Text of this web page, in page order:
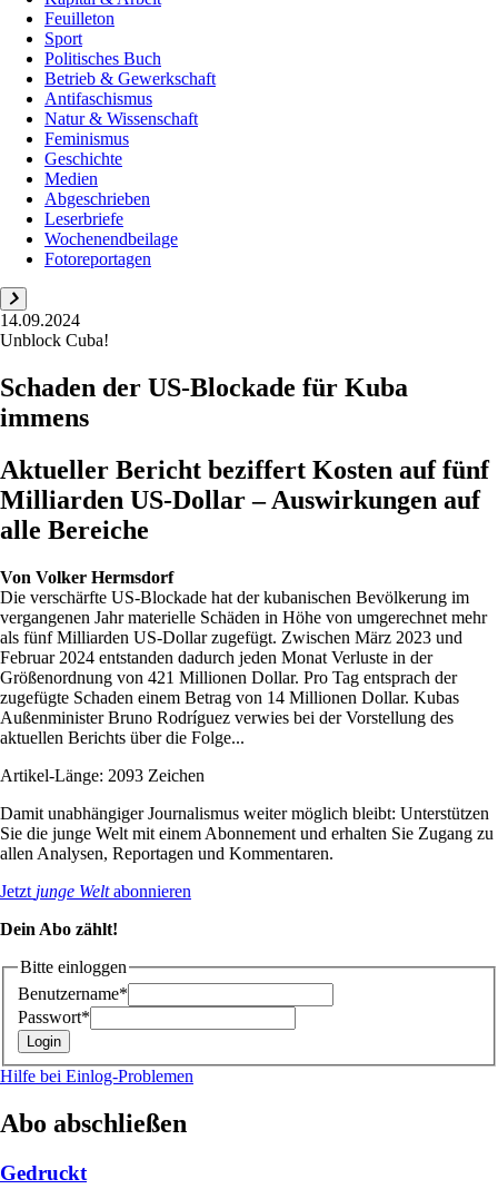
Feuilleton
Sport
Politisches Buch
Betrieb & Gewerkschaft
Antifaschismus
Natur & Wissenschaft
Feminismus
Geschichte
Medien
Abgeschrieben
Leserbriefe
Wochenendbeilage
Fotoreportagen
14.09.2024
Unblock Cuba!
Schaden der US-Blockade für Kuba
immens
Aktueller Bericht beziffert Kosten auf fünf
Milliarden US-Dollar – Auswirkungen auf
alle Bereiche
Von Volker Hermsdorf
Die verschärfte US-Blockade hat der kubanischen Bevölkerung im
vergangenen Jahr materielle Schäden in Höhe von umgerechnet mehr
als fünf Milliarden US-Dollar zugefügt. Zwischen März 2023 und
Februar 2024 entstanden dadurch jeden Monat Verluste in der
Größenordnung von 421 Millionen Dollar. Pro Tag entsprach der
zugefügte Schaden einem Betrag von 14 Millionen Dollar. Kubas
Außenminister Bruno Rodríguez verwies bei der Vorstellung des
aktuellen Berichts über die Folge...
Artikel-Länge: 2093 Zeichen
Damit unabhängiger Journalismus weiter möglich bleibt: Unterstützen
Sie die junge Welt mit einem Abonnement und erhalten Sie Zugang zu
allen Analysen, Reportagen und Kommentaren.
Jetzt junge Weltabonnieren
Dein Abo zählt!
Bitte einloggen
Benutzername*
Passwort*
Hilfe bei Einlog-Problemen
Abo abschließen
Gedruckt